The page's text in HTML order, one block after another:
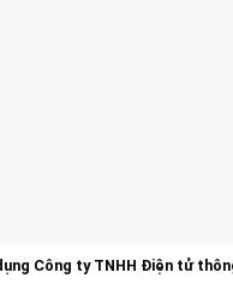
Công ty TNHH Điện tử